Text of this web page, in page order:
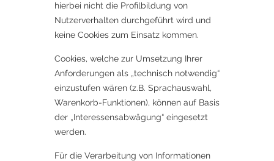
hierbei nicht die Profilbildung von
Nutzerverhalten durchgeführt wird und
keine Cookies zum Einsatz kommen.
Cookies, welche zur Umsetzung Ihrer
Anforderungen als „technisch notwendig“
einzustufen wären (z.B. Sprachauswahl,
Warenkorb-Funktionen), können auf Basis
der „Interessensabwägung“ eingesetzt
werden.
Für die Verarbeitung von Informationen